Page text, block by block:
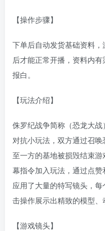
【操作步骤】
下单后自动发货基础资料
后才能正常开播，资料内
报白。
【玩法介绍】
侏罗纪战争简称（恐龙大
对抗小玩法，双方通过召
至一方的基地被损毁结束
幕指令加入玩法，通过点
应用了大量的特写镜头，
击操作展示出精致的模型、
【游戏镜头】